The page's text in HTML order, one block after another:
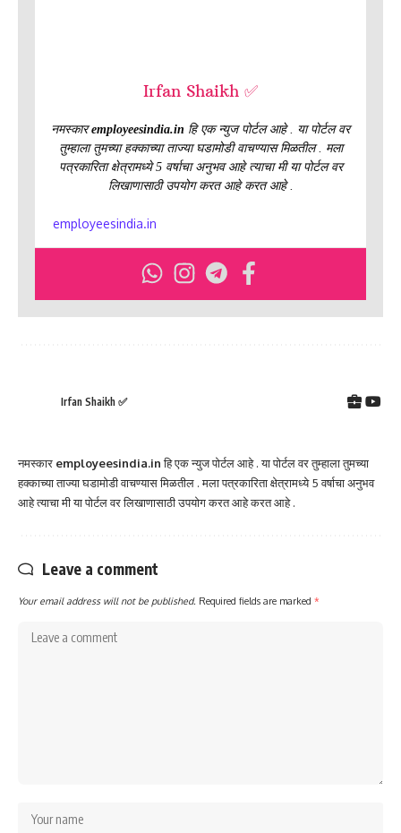
Irfan Shaikh ✅
नमस्कारemployeesindia.in हि एक न्युज पोर्टल आहे . या पोर्टल वर
तुम्हाला तुमच्या हक्काच्या ताज्या घडामोडी वाचण्यास मिळतील . मला
पत्रकारिता क्षेत्रामध्ये 5 वर्षाचा अनुभव आहे त्याचा मी या पोर्टल वर
लिखाणासाठी उपयोग करत आहे करत आहे .
employeesindia.in
Irfan Shaikh ✅
नमस्कार employeesindia.inहि एक न्युज पोर्टल आहे . या पोर्टल वर तुम्हाला तुमच्या
हक्काच्या ताज्या घडामोडी वाचण्यास मिळतील . मला पत्रकारिता क्षेत्रामध्ये 5 वर्षाचा अनुभव
आहे त्याचा मी या पोर्टल वर लिखाणासाठी उपयोग करत आहे करत आहे .
Leave a comment
Your email address will not be published. Required fields are marked *